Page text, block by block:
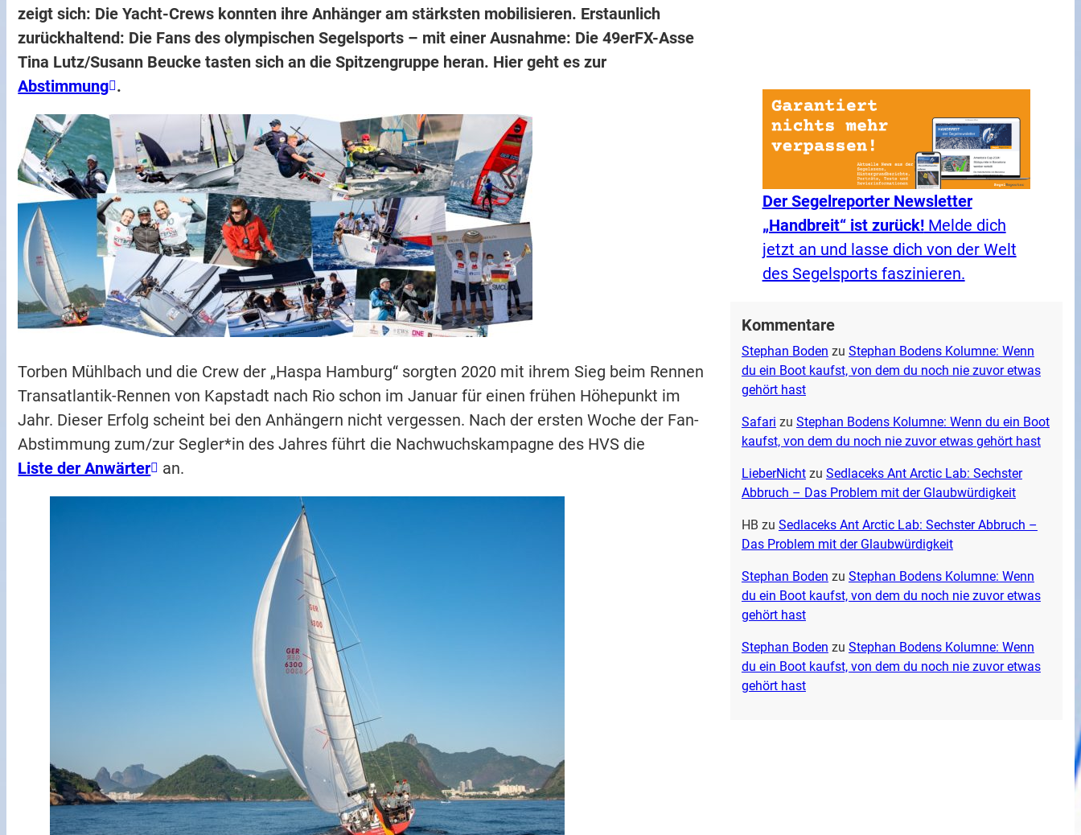
zeigt sich: Die Yacht-Crews konnten ihre Anhänger am stärksten mobilisieren. Erstaunlich
zurückhaltend: Die Fans des olympischen Segelsports – mit einer Ausnahme: Die 49erFX-Asse
Tina Lutz/Susann Beucke tasten sich an die Spitzengruppe heran. Hier geht es zur
Abstimmung .
Torben Mühlbach und die Crew der „Haspa Hamburg“ sorgten 2020 mit ihrem Sieg beim Rennen
Transatlantik-Rennen von Kapstadt nach Rio schon im Januar für einen frühen Höhepunkt im
Jahr. Dieser Erfolg scheint bei den Anhängern nicht vergessen. Nach der ersten Woche der Fan-
Abstimmung zum/zur Segler*in des Jahres führt die Nachwuchskampagne des HVS die
Liste der Anwärter
an.
Der Segelreporter Newsletter
„Handbreit“ ist zurück!Melde dich
jetzt an und lasse dich von der Welt
des Segelsports faszinieren.
Kommentare
Stephan Boden zu Stephan Bodens Kolumne: Wenn
du ein Boot kaufst, von dem du noch nie zuvor etwas
gehört hast
Safari zu Stephan Bodens Kolumne: Wenn du ein Boot
kaufst, von dem du noch nie zuvor etwas gehört hast
LieberNichtzu Sedlaceks Ant Arctic Lab: Sechster
Abbruch – Das Problem mit der Glaubwürdigkeit
HB zu Sedlaceks Ant Arctic Lab: Sechster Abbruch –
Das Problem mit der Glaubwürdigkeit
Stephan Boden zu Stephan Bodens Kolumne: Wenn
du ein Boot kaufst, von dem du noch nie zuvor etwas
gehört hast
Stephan Boden zu Stephan Bodens Kolumne: Wenn
du ein Boot kaufst, von dem du noch nie zuvor etwas
gehört hast